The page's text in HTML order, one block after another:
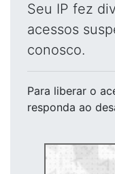
Seu IP fez
acessos
conosco.
Para liberar o
responda ao